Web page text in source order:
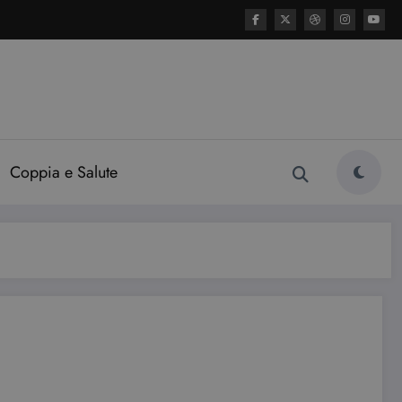
Coppia e Salute